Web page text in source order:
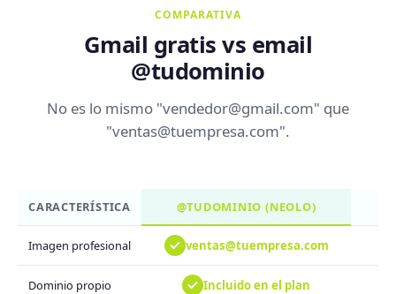
COMPARATIVA
Gmail gratis vs email
@tudominio
No es lo mismo "vendedor@gmail.com" que
"ventas@tuempresa.com".
CARACTERÍSTICA @TUDOMINIO (NEOLO)
Imagen profesional ventas@tuempresa.com
Dominio propio Incluido en el plan